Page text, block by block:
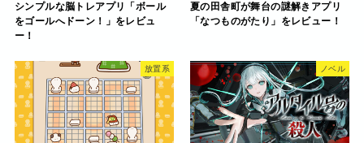
シンプルな脳トレアプリ「ボール
をゴールへドーン！」をレビュ
ー！
夏の田舎町が舞台の謎解きアプリ
「なつものがたり」をレビュー！
放置系 ノベル